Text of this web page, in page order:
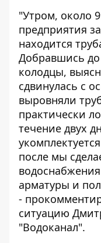
"Утром, около
предприятия
находится
Добравшись
колодцы,
сдвинулась с
выровняли
практически
течение двух
после мы
арматуры и
-
ситуацию
"Водоканал".